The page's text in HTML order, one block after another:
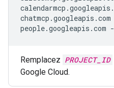
chatmcp.googleapis.com
people.googleapis.com
Remplacez PROJECT_ID
Google Cloud.